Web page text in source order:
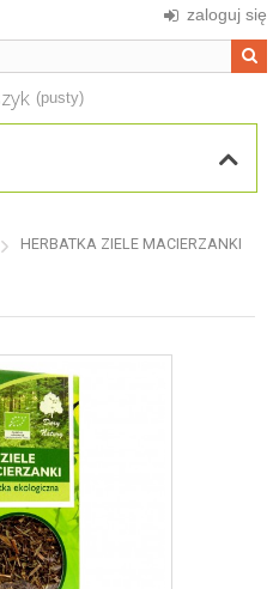
zaloguj się
(pusty)
HERBATKA ZIELE MACIERZANKI